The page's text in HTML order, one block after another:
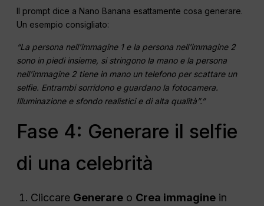
Il prompt dice a Nano Banana esattamente cosa generare.
Un esempio consigliato:
“La persona nell'immagine 1 e la persona nell'immagine 2
sono in piedi insieme, si stringono la mano e la persona
nell'immagine 2 tiene in mano un telefono per scattare un
selfie. Entrambi sorridono e guardano la fotocamera.
Illuminazione e sfondo realistici e di alta qualità”.”
Fase 4: Generare il selfie
di una celebrità
Cliccare Generare o Crea immagine in